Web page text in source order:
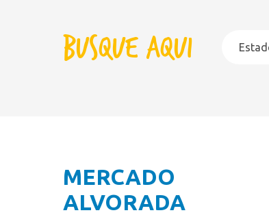
Busque aqui
MERCADO
ALVORADA